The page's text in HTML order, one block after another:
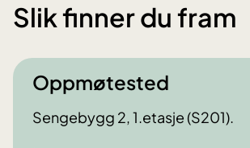
Slik finner du fram
Oppmøtested
Sengebygg 2, 1.etasje (S201).